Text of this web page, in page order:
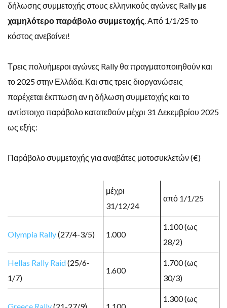
δήλωσης συμμετοχής στoυς ελληνικούς αγώνες Rally με
χαμηλότερο παράβολο συμμετοχής. Από 1/1/25 το
κόστος ανεβαίνει!
Τρεις πολυήμεροι αγώνες Rally θα πραγματοποιηθούν και
το 2025 στην Ελλάδα. Και στις τρεις διοργανώσεις
παρέχεται έκπτωση αν η δήλωση συμμετοχής και το
αντίστοιχο παράβολο κατατεθούν μέχρι 31 Δεκεμβρίου 2025
ως εξής:
Παράβολο συμμετοχής για αναβάτες μοτοσυκλετών (€)
μέχρι
31/12/24
από 1/1/25
Olympia Rally(27/4-3/5) 1.000
1.100 (ως
28/2)
Hellas Rally Raid(25/6-
1/7)
1.600
1.700 (ως
30/3)
1.300 (ως